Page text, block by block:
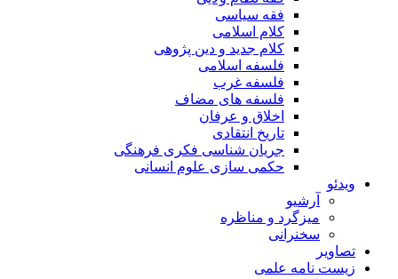
فقه سیاسی
کلام اسلامی
کلام جدید و دین پژوهی
فلسفه اسلامی
فلسفه غرب
فلسفه های مضاف
اخلاق و عرفان
تاریخ انتقادی
جریان شناسی فکری فرهنگی
حکمی سازی علوم انسانی
ویدئو
آرشیو
میزگرد و مناظره
سخنرانی
تصاویر
زیست نامه علمی